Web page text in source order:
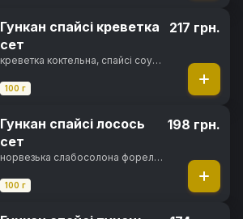
Гункан спайсі креветка
сет
креветка коктельна, спайсі соус,
100 г
217 грн.
Гункан спайсі лосось
сет
норвезька слабосолона форель,
100 г
198 грн.